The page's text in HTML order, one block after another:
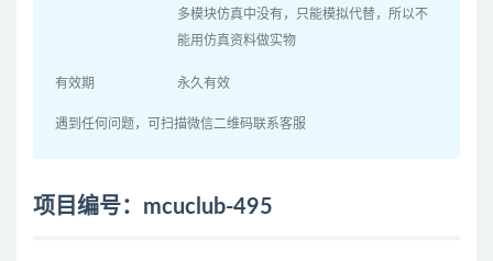
多模块仿真中没有，只能模拟代替，所以不
能用仿真资料做实物
有效期 永久有效
遇到任何问题，可扫描微信二维码联系客服
项目编号：mcuclub-495